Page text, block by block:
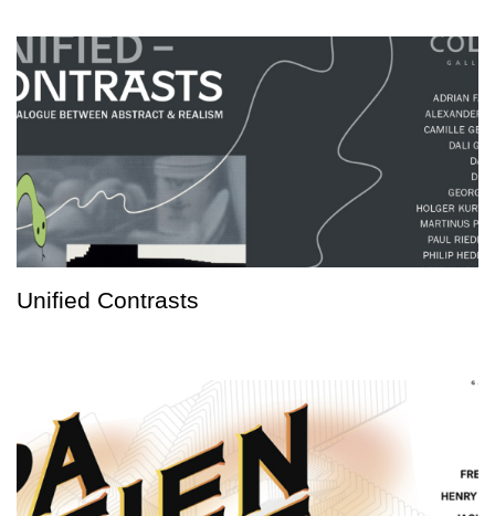
Unified Contrasts